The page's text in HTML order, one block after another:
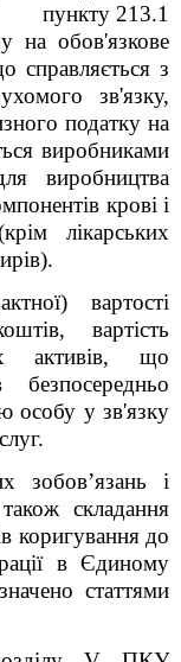
пункту 213.1
обов'язкове
справляється з
зв'язку,
податку на
виробниками
виробництва
крові і
лікарських
вартості
вартість
активів, що
безпосередньо
особу у зв'язку
зобов’язань і
складання
коригування до
в Єдиному
статтями